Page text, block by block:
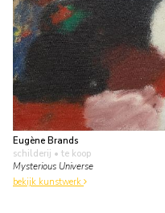
Eugène Brands
schilderij • te koop
Mysterious Universe
bekijk kunstwerk